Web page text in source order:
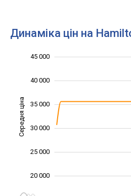
Динаміка цін на
Середня ціна
20 000
25 000
30 000
35 000
40 000
45 000